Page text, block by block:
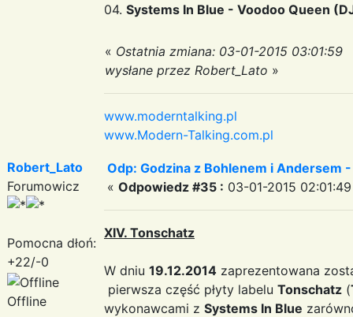
04. Systems In Blue - Voodoo Queen
« Ostatnia zmiana: 03-01-2015 03:01:59
wysłane przez Robert_Lato »
www.moderntalking.pl
www.Modern-Talking.com.pl
Robert_Lato
Forumowicz
Pomocna dłoń:
+22/-0
Offline
Odp: Godzina z Bohlenem i Andersem
« Odpowiedz #35 : 03-01-2015
XIV. Tonschatz
W dniu 19.12.2014 zaprezentowana
pierwsza część płyty labelu Tonschatz (
wykonawcami z Systems In Blue